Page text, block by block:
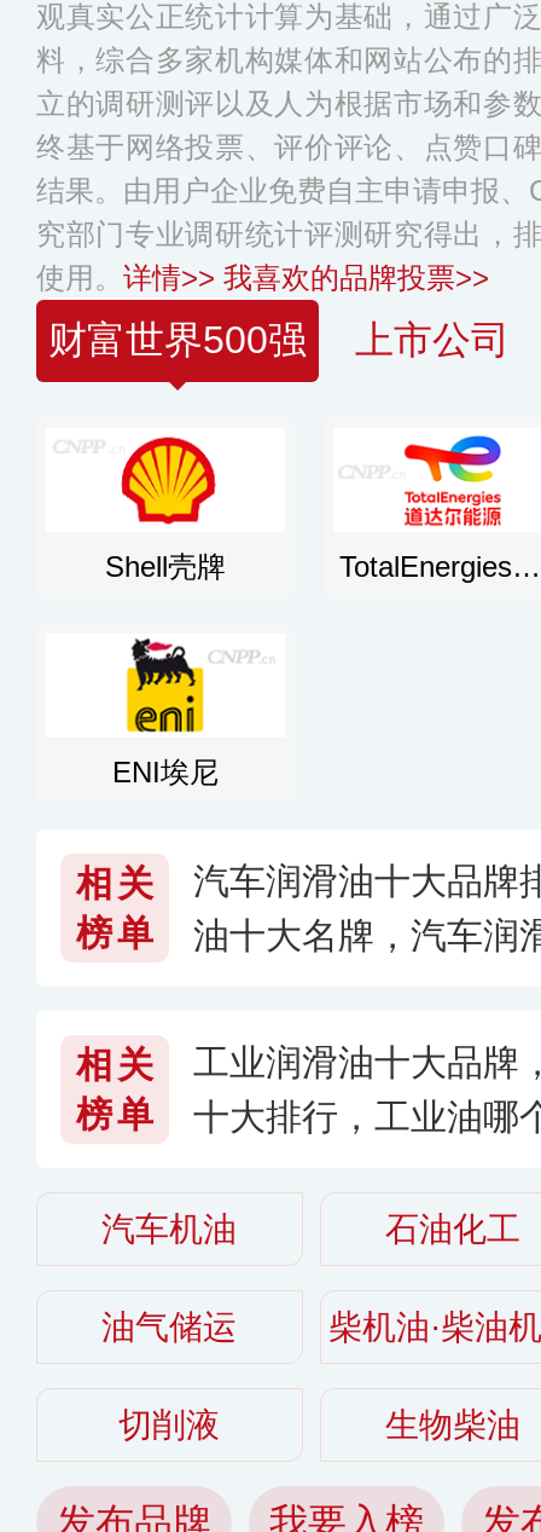
观真实公正统计计算为基础，通过广
料，综合多家机构媒体和网站公布的
立的调研测评以及人为根据市场和参
终基于网络投票、评价评论、点赞口
结果。由用户企业免费自主申请申报
究部门专业调研统计评测研究得出，
使用。 详情>> 我喜欢的品牌投票>>
财富世界500强 上市公司
Shell壳牌 TotalEnergies道达尔
ENI埃尼
相关
榜单
汽车润滑油十大品牌
油十大名牌，汽车润
相关
榜单
工业润滑油十大品牌
十大排行，工业油哪
汽车机油 石油化工
油气储运 柴机油·柴油
切削液 生物柴油
发布品牌 我要入榜 发